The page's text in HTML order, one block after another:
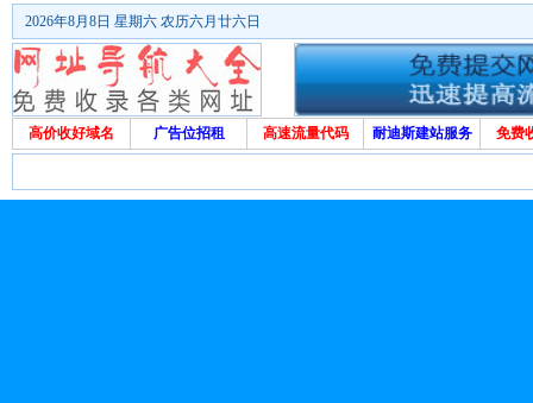
2026年8月8日 星期六 农历六月廿六日
高价收好域名 广告位招租 高速流量代码 耐迪斯建站服务 免费